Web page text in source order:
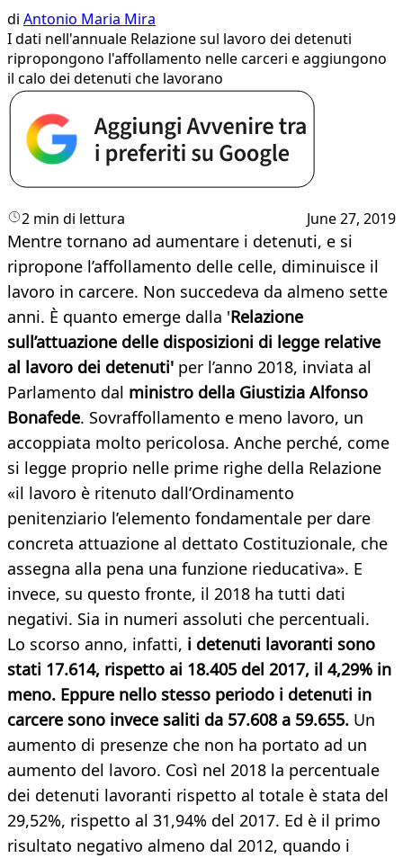
di Antonio Maria Mira
I dati nell'annuale Relazione sul lavoro dei detenuti
ripropongono l'affollamento nelle carceri e aggiungono
il calo dei detenuti che lavorano
2 min di lettura June 27, 2019
Mentre tornano ad aumentare i detenuti, e si
ripropone l’affollamento delle celle, diminuisce il
lavoro in carcere. Non succedeva da almeno sette
anni. È quanto emerge dalla 'Relazione
sull’attuazione delle disposizioni di legge relative
al lavoro dei detenuti' per l’anno 2018, inviata al
Parlamento dal ministro della Giustizia Alfonso
Bonafede. Sovraffollamento e meno lavoro, un
accoppiata molto pericolosa. Anche perché, come
si legge proprio nelle prime righe della Relazione
«il lavoro è ritenuto dall’Ordinamento
penitenziario l’elemento fondamentale per dare
concreta attuazione al dettato Costituzionale, che
assegna alla pena una funzione rieducativa». E
invece, su questo fronte, il 2018 ha tutti dati
negativi. Sia in numeri assoluti che percentuali.
Lo scorso anno, infatti, i detenuti lavoranti sono
stati 17.614, rispetto ai 18.405 del 2017, il 4,29% in
meno. Eppure nello stesso periodo i detenuti in
carcere sono invece saliti da 57.608 a 59.655. Un
aumento di presenze che non ha portato ad un
aumento del lavoro. Così nel 2018 la percentuale
dei detenuti lavoranti rispetto al totale è stata del
29,52%, rispetto al 31,94% del 2017. Ed è il primo
risultato negativo almeno dal 2012, quando i